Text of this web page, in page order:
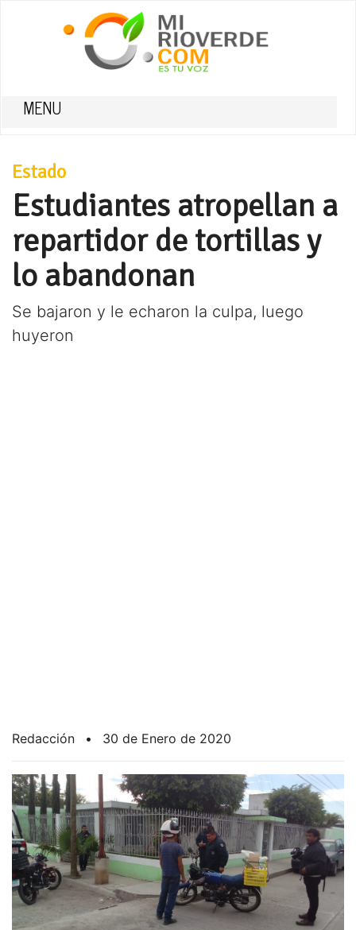
MENU
Estado
Estudiantes atropellan a
repartidor de tortillas y
lo abandonan
Se bajaron y le echaron la culpa, luego
huyeron
Redacción • 30 de Enero de 2020